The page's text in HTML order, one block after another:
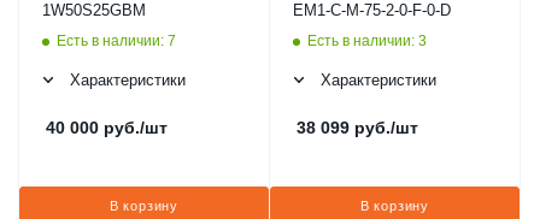
1W50S25GBM
Есть в наличии: 7
Характеристики
40 000 руб./шт
В корзину
EM1-C-M-75-2-0-F-0-D
Есть в наличии: 3
Характеристики
38 099 руб./шт
В корзину